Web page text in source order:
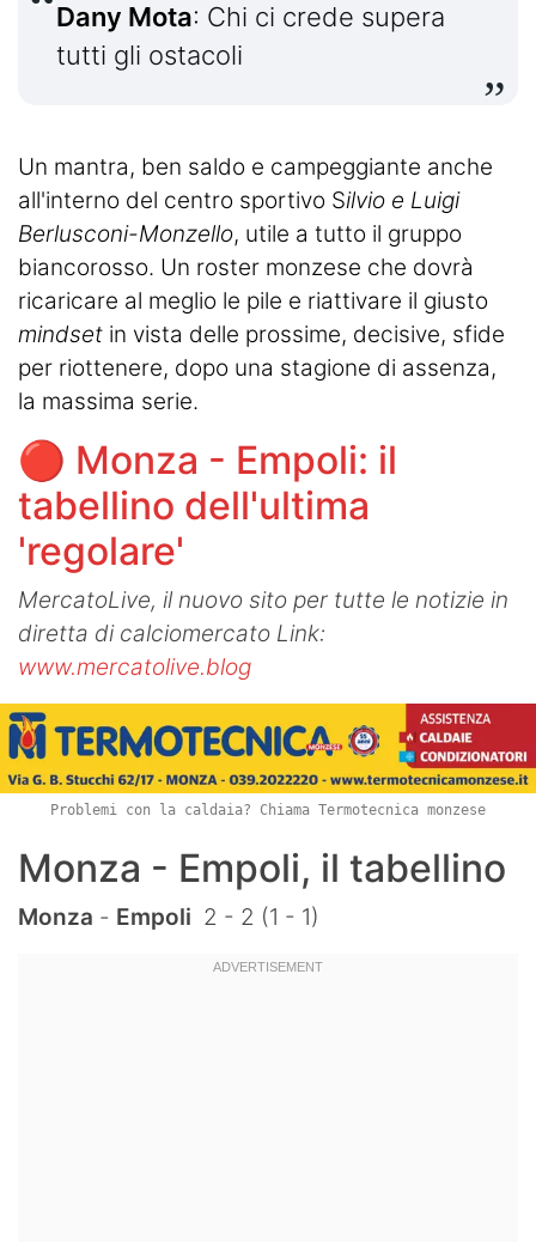
Dany Mota: Chi ci crede supera
tutti gli ostacoli
Un mantra, ben saldo e campeggiante anche
all'interno del centro sportivo Silvio e Luigi
Berlusconi-Monzello, utile a tutto il gruppo
biancorosso. Un roster monzese che dovrà
ricaricare al meglio le pile e riattivare il giusto
mindset in vista delle prossime, decisive, sfide
per riottenere, dopo una stagione di assenza,
la massima serie.
🔴 Monza - Empoli: il
tabellino dell'ultima
'regolare'
MercatoLive, il nuovo sito per tutte le notizie in
diretta di calciomercato Link:
www.mercatolive.blog
Problemi con la caldaia? Chiama Termotecnica monzese
Monza - Empoli, il tabellino
Monza - Empoli 2 - 2 (1 - 1)